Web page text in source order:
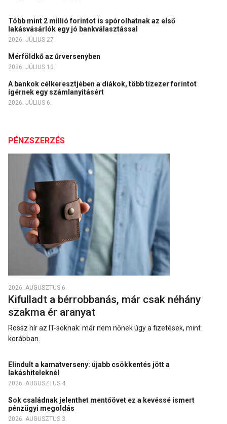
Több mint 2 millió forintot is spórolhatnak az első
lakásvásárlók egy jó bankválasztással
2026. JÚLIUS 27.
Mérföldkő az űrversenyben
2026. JÚLIUS 10.
A bankok célkeresztjében a diákok, több tízezer forintot
ígérnek egy számlanyitásért
2026. JÚLIUS 6.
PÉNZSZERZÉS
2026. AUGUSZTUS 6.
Kifulladt a bérrobbanás, már csak néhány
szakma ér aranyat
Rossz hír az IT-soknak: már nem nőnek úgy a fizetések, mint
korábban.
Elindult a kamatverseny: újabb csökkentés jött a
lakáshiteleknél
2026. AUGUSZTUS 4.
Sok családnak jelenthet mentőövet ez a kevéssé ismert
pénzügyi megoldás
2026. AUGUSZTUS 3.